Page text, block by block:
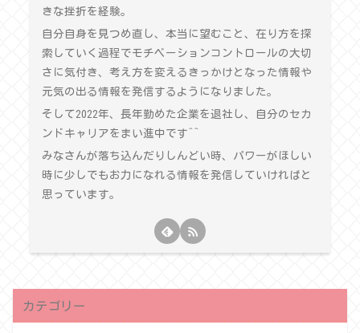
きな挫折を経験。
自分自身を見つめ直し、本当に望むこと、在り方を探
索していく過程でモチベーションコントロールの大切
さに気付き、考え方を変えるきっかけとなった情報や
元気の出る情報を発信するようになりました。
そして2022年、長年勤めた企業を退社し、自分のセカ
ンドキャリアをまい進中です^^
みなさんが落ち込んだりしんどい時、パワーがほしい
時に少しでもお力になれる情報を発信していければと
思っています。
カテゴリー